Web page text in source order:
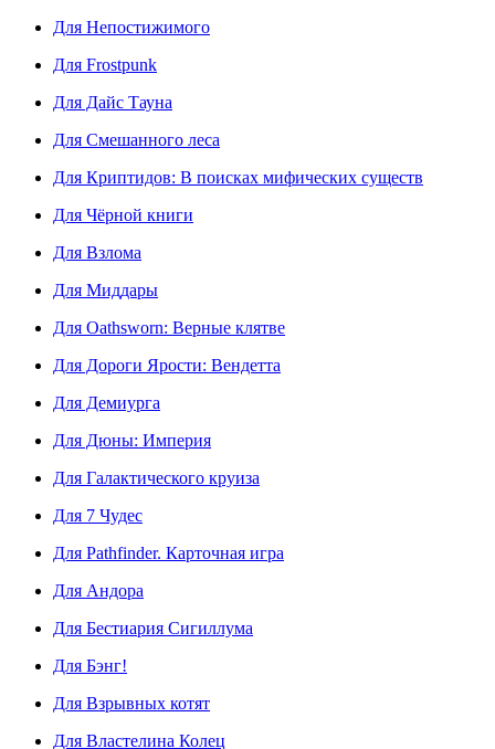
Для Непостижимого
Для Frostpunk
Для Дайс Тауна
Для Смешанного леса
Для Криптидов: В поисках мифических существ
Для Чёрной книги
Для Взлома
Для Миддары
Для Oathsworn: Верные клятве
Для Дороги Ярости: Вендетта
Для Демиурга
Для Дюны: Империя
Для Галактического круиза
Для 7 Чудес
Для Pathfinder. Карточная игра
Для Андора
Для Бестиария Сигиллума
Для Бэнг!
Для Взрывных котят
Для Властелина Колец